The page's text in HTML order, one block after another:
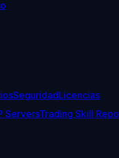
SeguridadLicencias
ServersTrading Skill Repo